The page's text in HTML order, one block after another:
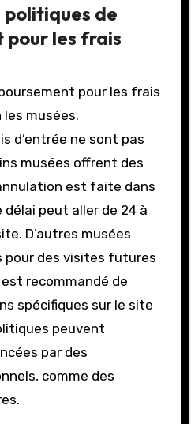
politiques de
pour les frais
pour les frais
les musées.
d’entrée ne sont pas
musées offrent des
est faite dans
délai peut aller de 24 à
D’autres musées
pour des visites futures
est recommandé de
spécifiques sur le site
peuvent
par des
comme des